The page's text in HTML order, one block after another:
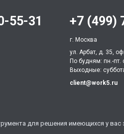
55-31 +7 (499)
г. Москва
ул. Арбат, д. 35,
По будням: пн.-пт.
Выходные:
client@work5.ru
для решения имеющихся у